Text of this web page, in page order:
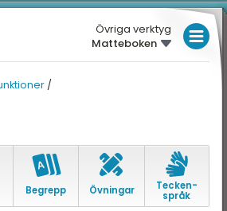
Övriga verktyg
Matteboken
/
Begrepp Övningar
Tecken­
språk
LÅGSTADIET
GYMNASIETÖversikt
Aritmetik
HÖGSKOLEPROV